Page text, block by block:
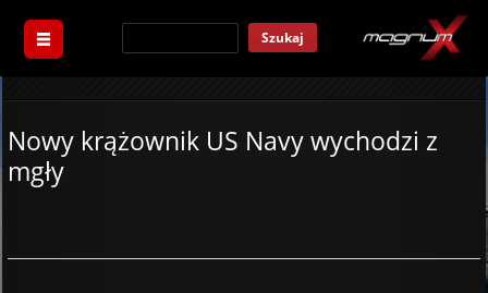
Szukaj
Nowy krążownik US Navy wychodzi z
mgły